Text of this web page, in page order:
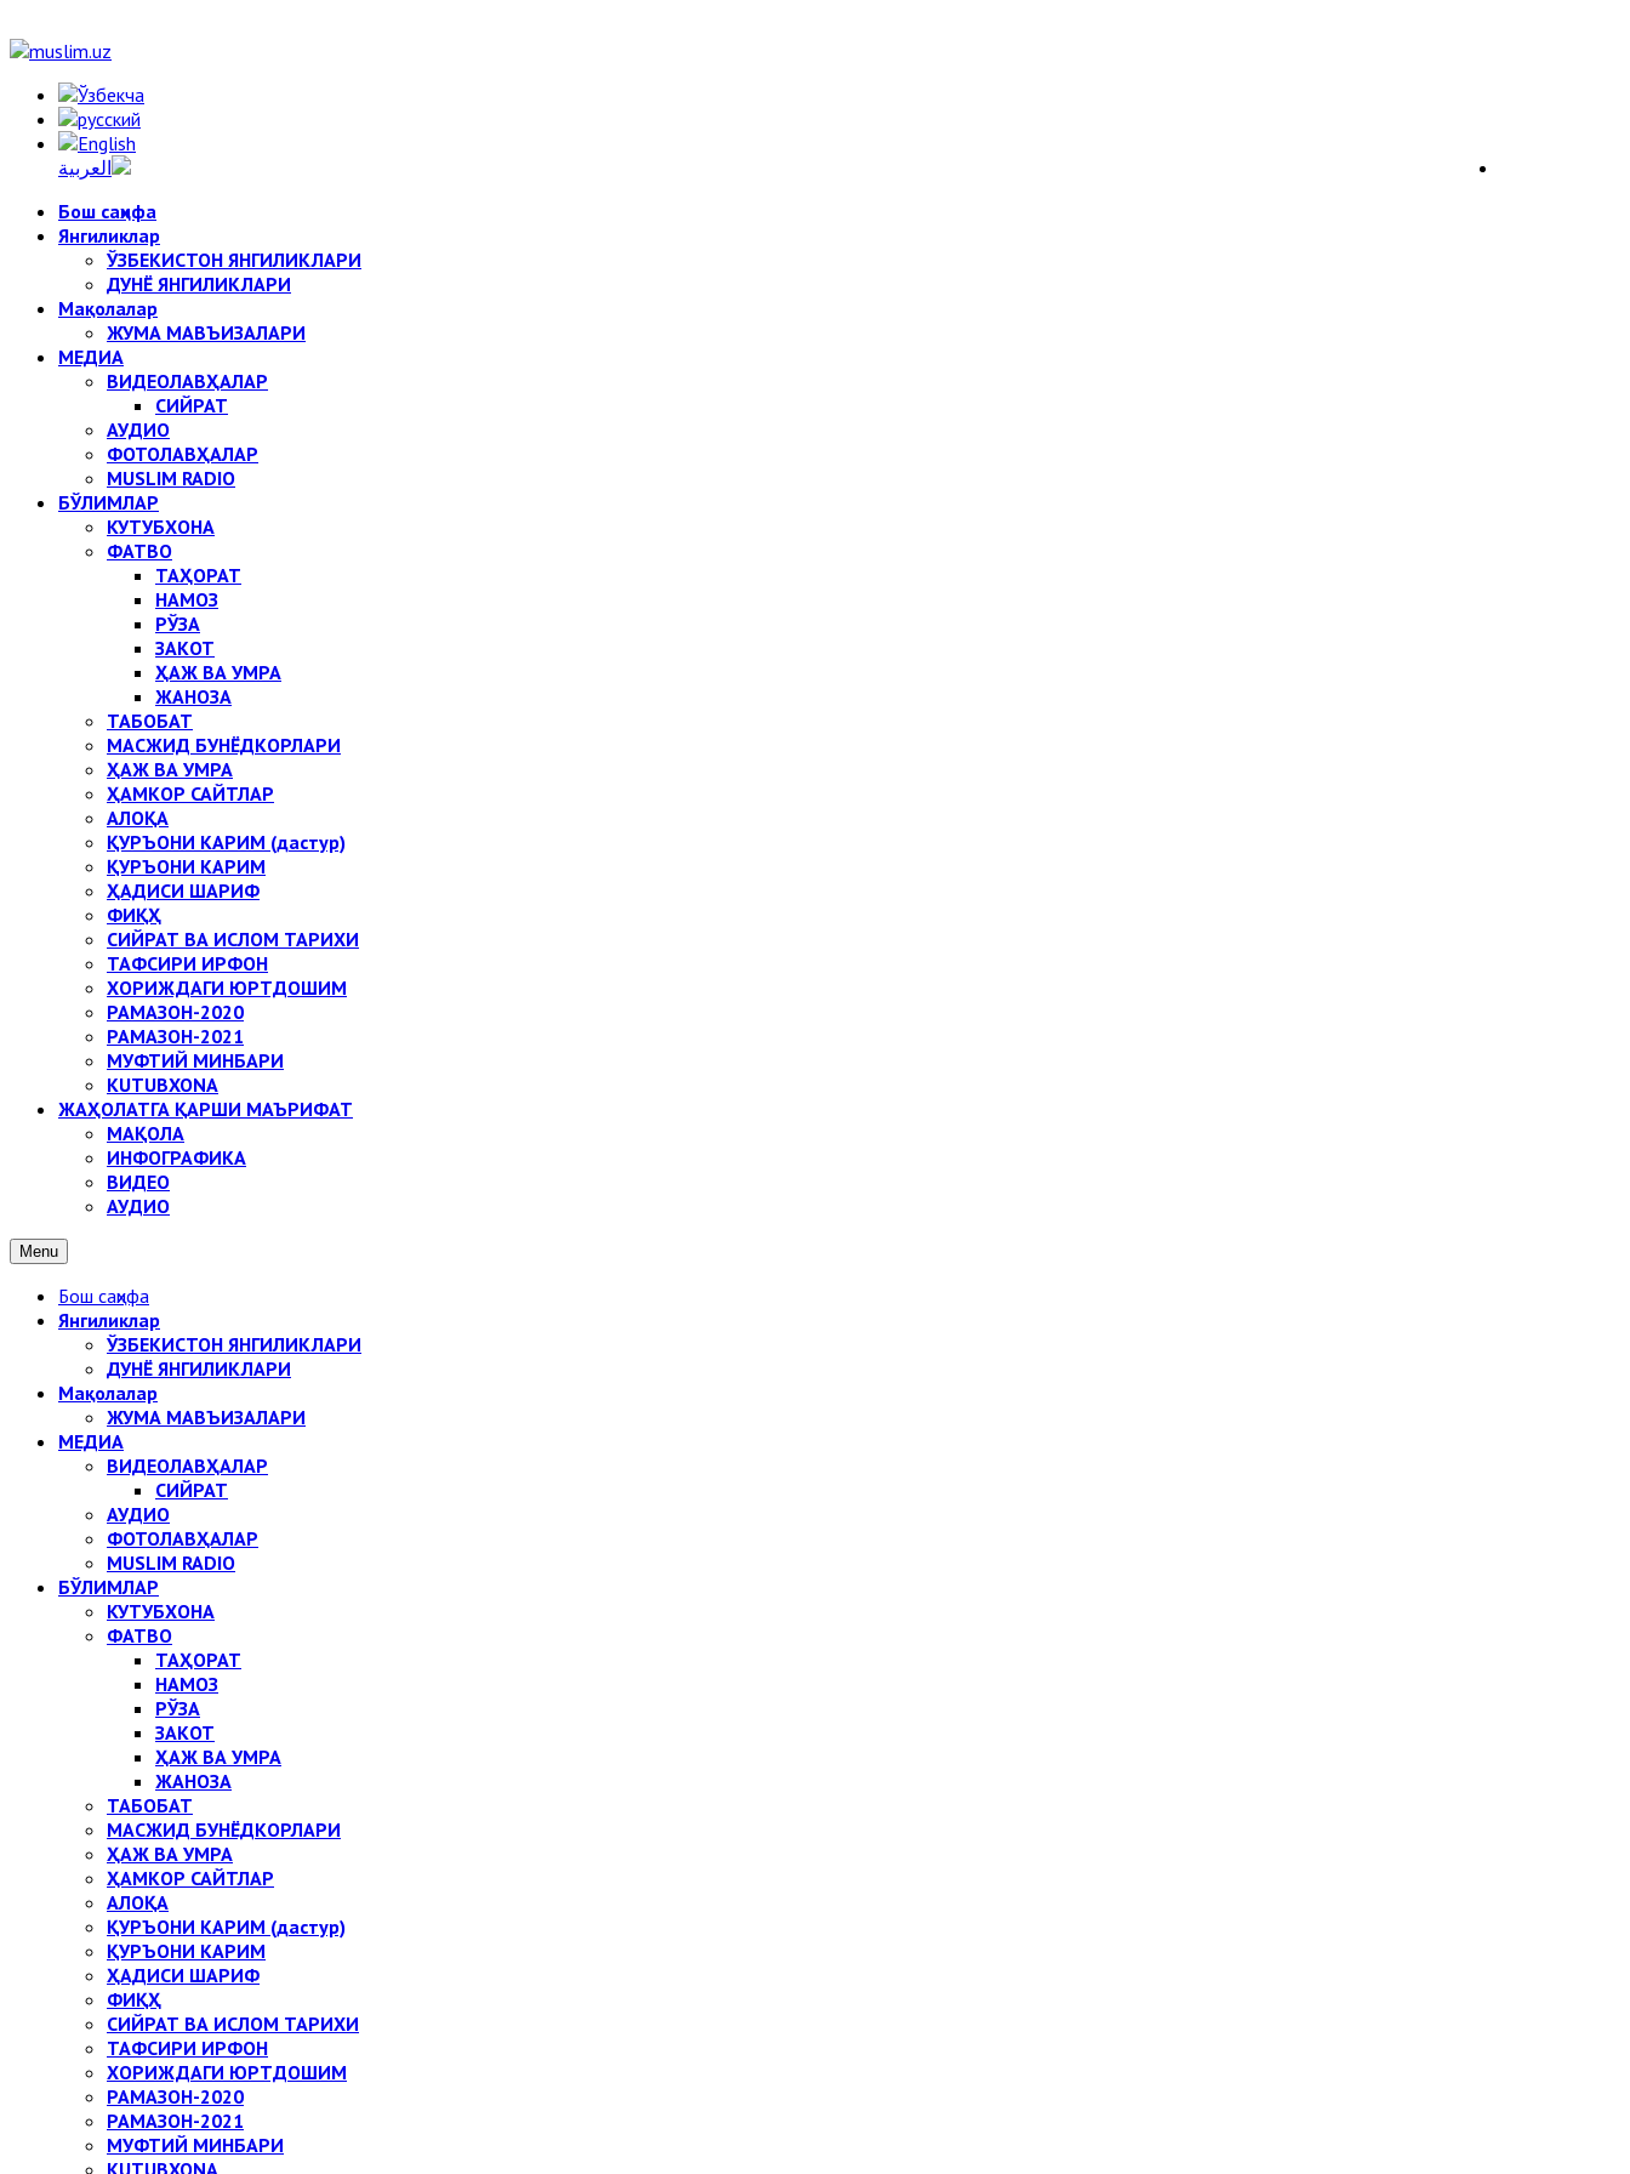
Бош саҳифа
Янгиликлар
ЎЗБЕКИСТОН ЯНГИЛИКЛАРИ
ДУНЁ ЯНГИЛИКЛАРИ
Мақолалар
ЖУМА МАВЪИЗАЛАРИ
МЕДИА
ВИДЕОЛАВҲАЛАР
СИЙРАТ
АУДИО
ФОТОЛАВҲАЛАР
MUSLIM RADIO
БЎЛИМЛАР
КУТУБХОНА
ФАТВО
ТАҲОРАТ
НАМОЗ
РЎЗА
ЗАКОТ
ҲАЖ ВА УМРА
ЖАНОЗА
ТАБОБАТ
МАСЖИД БУНЁДКОРЛАРИ
ҲАЖ ВА УМРА
ҲАМКОР САЙТЛАР
АЛОҚА
ҚУРЪОНИ КАРИМ (дастур)
ҚУРЪОНИ КАРИМ
ҲАДИСИ ШАРИФ
ФИҚҲ
СИЙРАТ ВА ИСЛОМ ТАРИХИ
ТАФСИРИ ИРФОН
ХОРИЖДАГИ ЮРТДОШИМ
РАМАЗОН-2020
РАМАЗОН-2021
МУФТИЙ МИНБАРИ
KUTUBXONA
ЖАҲОЛАТГА ҚАРШИ МАЪРИФАТ
МАҚОЛА
ИНФОГРАФИКА
ВИДЕО
АУДИО
Menu
Бош саҳифа
Янгиликлар
ЎЗБЕКИСТОН ЯНГИЛИКЛАРИ
ДУНЁ ЯНГИЛИКЛАРИ
Мақолалар
ЖУМА МАВЪИЗАЛАРИ
МЕДИА
ВИДЕОЛАВҲАЛАР
СИЙРАТ
АУДИО
ФОТОЛАВҲАЛАР
MUSLIM RADIO
БЎЛИМЛАР
КУТУБХОНА
ФАТВО
ТАҲОРАТ
НАМОЗ
РЎЗА
ЗАКОТ
ҲАЖ ВА УМРА
ЖАНОЗА
ТАБОБАТ
МАСЖИД БУНЁДКОРЛАРИ
ҲАЖ ВА УМРА
ҲАМКОР САЙТЛАР
АЛОҚА
ҚУРЪОНИ КАРИМ (дастур)
ҚУРЪОНИ КАРИМ
ҲАДИСИ ШАРИФ
ФИҚҲ
СИЙРАТ ВА ИСЛОМ ТАРИХИ
ТАФСИРИ ИРФОН
ХОРИЖДАГИ ЮРТДОШИМ
РАМАЗОН-2020
РАМАЗОН-2021
МУФТИЙ МИНБАРИ
KUTUBXONA